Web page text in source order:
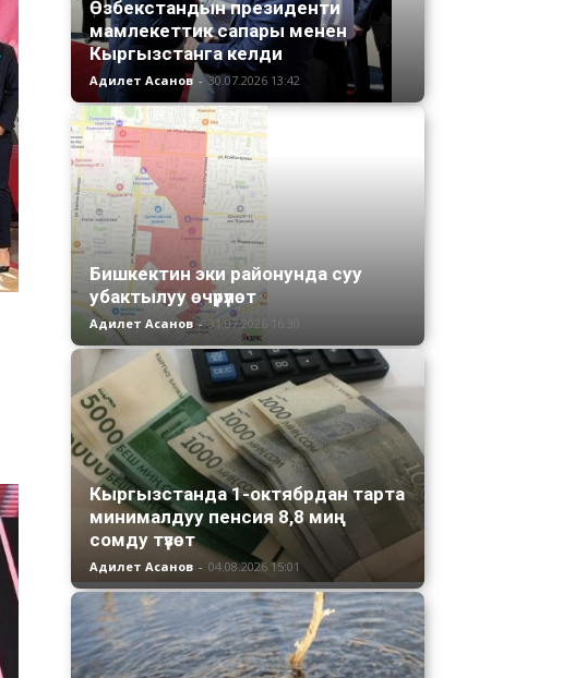
Өзбекстандын президенти
мамлекеттик сапары менен
Кыргызстанга келди
Адилет Асанов - 30.07.2026 13:42
Бишкектин эки районунда суу
убактылуу өчүрүлөт
Адилет Асанов - 31.07.2026 16:30
Кыргызстанда 1-октябрдан тарта
минималдуу пенсия 8,8 миң
сомду түзөт
Адилет Асанов - 04.08.2026 15:01